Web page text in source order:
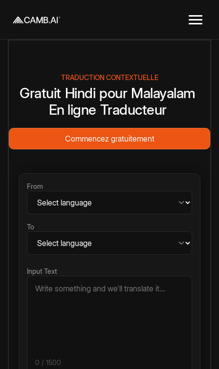
TRADUCTION CONTEXTUELLE
Gratuit Hindi pour Malayalam
En ligne Traducteur
Commencez gratuitement
From
To
Input Text
0 / 1500